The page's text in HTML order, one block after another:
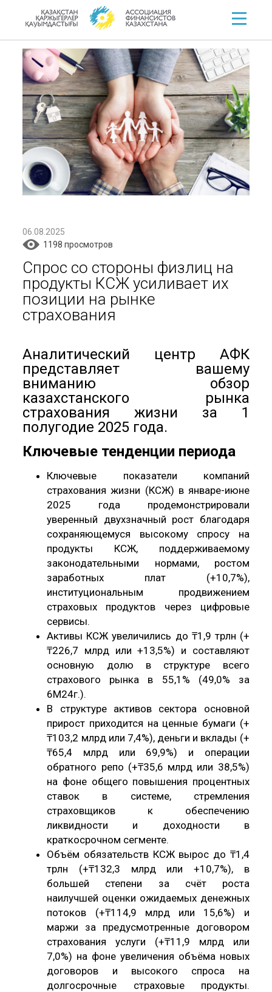
06.08.2025
1198 просмотров
Спрос со стороны физлиц на
продукты КСЖ усиливает их
позиции на рынке
страхования
Аналитический центр АФК
представляет вашему
вниманию обзор
казахстанского рынка
страхования жизни за 1
полугодие 2025 года.
Ключевые тенденции периода
Ключевые показатели компаний
страхования жизни (КСЖ) в январе-июне
2025 года продемонстрировали
уверенный двухзначный рост благодаря
сохраняющемуся высокому спросу на
продукты КСЖ, поддерживаемому
законодательными нормами, ростом
заработных плат (+10,7%),
институциональным продвижением
страховых продуктов через цифровые
сервисы.
Активы КСЖ увеличились до ₸1,9 трлн (+
₸226,7 млрд или +13,5%) и составляют
основную долю в структуре всего
страхового рынка в 55,1% (49,0% за
6М24г.).
В структуре активов сектора основной
прирост приходится на ценные бумаги (+
₸103,2 млрд или 7,4%), деньги и вклады (+
₸65,4 млрд или 69,9%) и операции
обратного репо (+₸35,6 млрд или 38,5%)
на фоне общего повышения процентных
ставок в системе, стремления
страховщиков к обеспечению
ликвидности и доходности в
краткосрочном сегменте.
Объём обязательств КСЖ вырос до ₸1,4
трлн (+₸132,3 млрд или +10,7%), в
большей степени за счёт роста
наилучшей оценки ожидаемых денежных
потоков (+₸114,9 млрд или 15,6%) и
маржи за предусмотренные договором
страхования услуги (+₸11,9 млрд или
7,0%) на фоне увеличения объёма новых
договоров и высокого спроса на
долгосрочные страховые продукты.